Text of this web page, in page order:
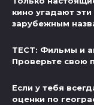
кино угадают
зарубежным
ТЕСТ: Фильмы и
Проверьте свою
Если у тебя
оценки по